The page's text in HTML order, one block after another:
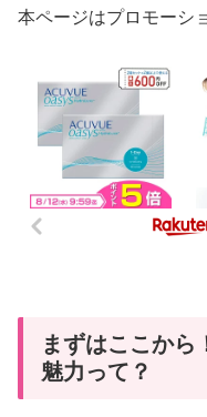
本ページはプロモーシ
まずはここから
魅力って？